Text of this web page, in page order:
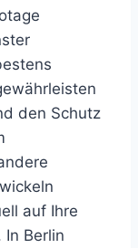
den Schutz
auf Ihre
Berlin